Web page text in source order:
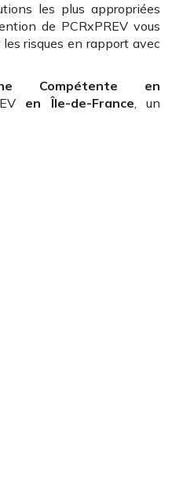
les plus appropriées
de PCRxPREV vous
risques en rapport avec
Compétente en
en Île-de-France, un